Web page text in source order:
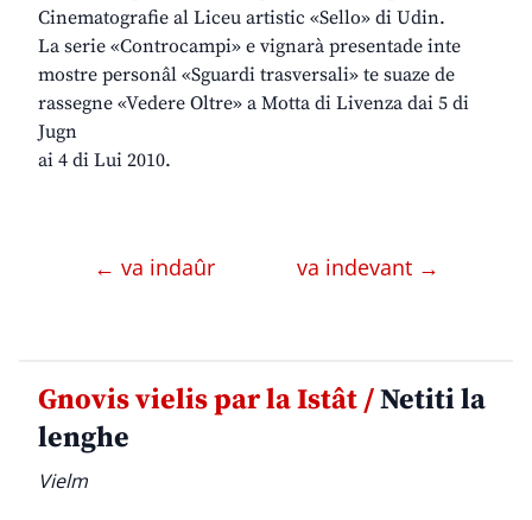
Cinematografie al Liceu artistic «Sello» di Udin.
La serie «Controcampi» e vignarà presentade inte
mostre personâl «Sguardi trasversali» te suaze de
rassegne «Vedere Oltre» a Motta di Livenza dai 5 di
Jugn
ai 4 di Lui 2010.
← va indaûr va indevant →
Gnovis vielis par la Istât /Netiti la
lenghe
Vielm